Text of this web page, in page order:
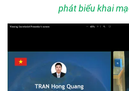
phát biểu khai